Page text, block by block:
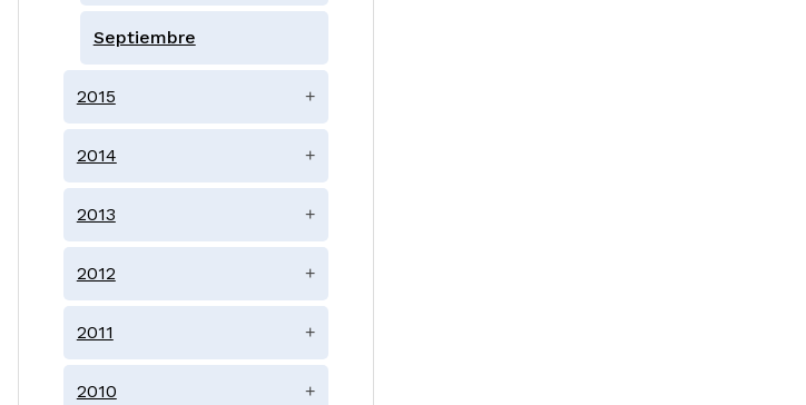
Septiembre
2015 +
2014 +
2013 +
2012 +
2011 +
2010 +